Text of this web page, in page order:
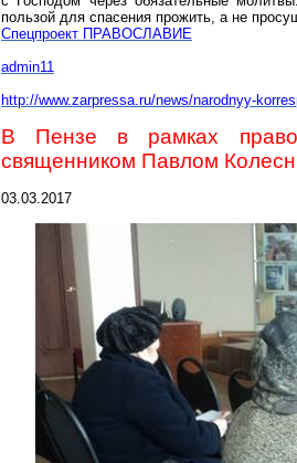
пользой для спасения прожить, а не
Спецпроект ПРАВОСЛАВИЕ
admin11
http://www.zarpressa.ru/news/narodnyy-
В Пензе в рамках
священником Павлом
03.03.2017